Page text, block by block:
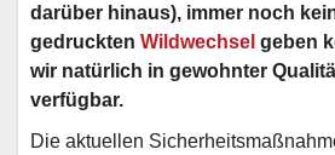
darüber hinaus), immer noch
gedruckten Wildwechsel geben
wir natürlich in gewohnter
verfügbar.
Die aktuellen